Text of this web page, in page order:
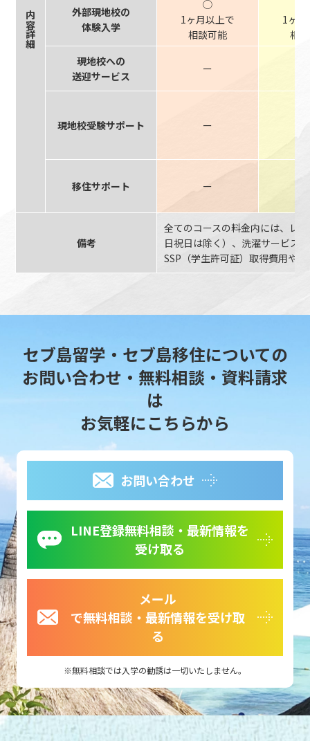
内容詳細
外部現地校の
体験入学
◯
1ヶ月以上で
相談可能
1ヶ
相
現地校への
送迎サービス
ー
現地校受験サポート ー
移住サポート ー
備考
全てのコースの料金内には、レ
日祝日は除く）、洗濯サービス
SSP（学生許可証）取得費用や
セブ島留学・セブ島移住についての
お問い合わせ・無料相談・資料請求
は
お気軽にこちらから
お問い合わせ
LINE登録無料相談・最新情報を
受け取る
メール
で無料相談・最新情報を受け取
る
無料相談では入学の勧誘は一切いたしません。